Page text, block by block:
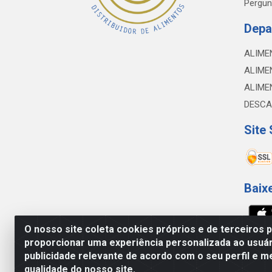
O nosso site coleta cookies próprios e de terceiros
proporcionar uma experiência personalizada ao
publicidade relevante de acordo com o seu perfil e
qualidade do nosso site.
Site
NOBREDO COMÉRCIO E LOGÍSTICA